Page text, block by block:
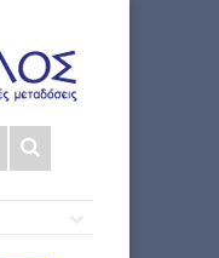
Φόρμα
αναζήτησης